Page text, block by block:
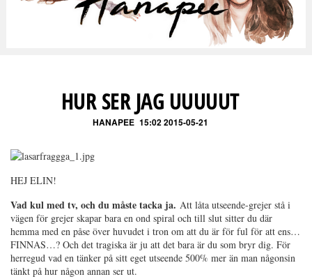
HUR SER JAG UUUUUT
HANAPEE 15:02 2015-05-21
HEJ ELIN!
Vad kul med tv, och du måste tacka ja. Att låta utseende-grejer stå i
vägen för grejer skapar bara en ond spiral och till slut sitter du där
hemma med en påse över huvudet i tron om att du är för ful för att ens…
FINNAS…? Och det tragiska är ju att det bara är du som bryr dig. För
herregud vad en tänker på sitt eget utseende 500% mer än man någonsin
tänkt på hur någon annan ser ut.